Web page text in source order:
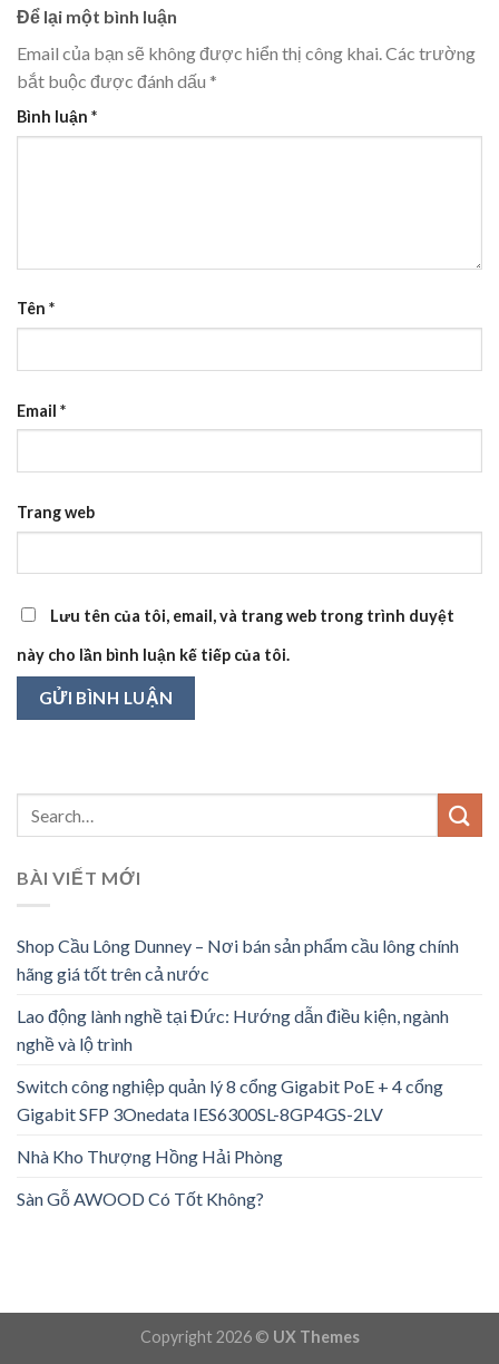
Để lại một bình luận
Email của bạn sẽ không được hiển thị công khai.Các trường
bắt buộc được đánh dấu *
Bình luận *
Tên *
Email *
Trang web
Lưu tên của tôi, email, và trang web trong trình duyệt
này cho lần bình luận kế tiếp của tôi.
BÀI VIẾT MỚI
Shop Cầu Lông Dunney – Nơi bán sản phẩm cầu lông chính
hãng giá tốt trên cả nước
Lao động lành nghề tại Đức: Hướng dẫn điều kiện, ngành
nghề và lộ trình
Switch công nghiệp quản lý 8 cổng Gigabit PoE + 4 cổng
Gigabit SFP 3Onedata IES6300SL-8GP4GS-2LV
Nhà Kho Thượng Hồng Hải Phòng
Sàn Gỗ AWOOD Có Tốt Không?
Copyright 2026 © UX Themes